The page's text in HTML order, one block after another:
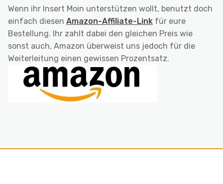
Wenn ihr Insert Moin unterstützen wollt, benutzt doch
einfach diesen Amazon-Affiliate-Link für eure
Bestellung. Ihr zahlt dabei den gleichen Preis wie
sonst auch, Amazon überweist uns jedoch für die
Weiterleitung einen gewissen Prozentsatz.